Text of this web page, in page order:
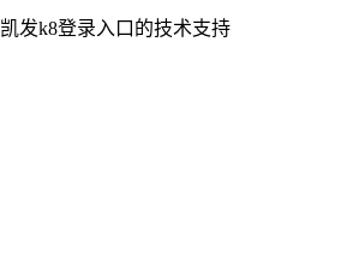
凯发k8登录入口的技术支持